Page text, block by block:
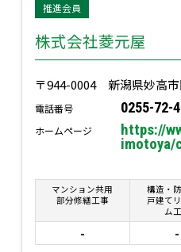
株式会社菱元屋
推進会員
〒944-0004 新潟県妙高
電話番号 0255-72-
ホームページ
https://
imotoya/
マンション共用
部分修繕工事
構造・
戸建て
ム
- -